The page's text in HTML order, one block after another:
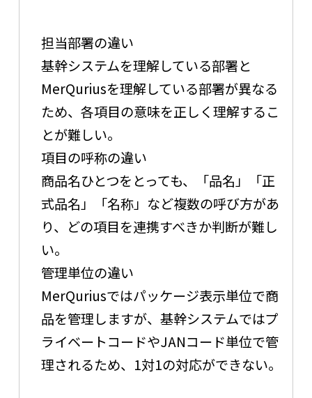
担当部署の違い
基幹システムを理解している部署と
MerQuriusを理解している部署が異なる
ため、各項目の意味を正しく理解するこ
とが難しい。
項目の呼称の違い
商品名ひとつをとっても、「品名」「正
式品名」「名称」など複数の呼び方があ
り、どの項目を連携すべきか判断が難し
い。
管理単位の違い
MerQuriusではパッケージ表示単位で商
品を管理しますが、基幹システムではプ
ライベートコードやJANコード単位で管
理されるため、1対1の対応ができない。